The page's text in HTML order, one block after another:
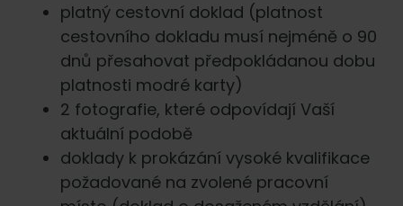
platný cestovní doklad (platnost
cestovního dokladu musí nejméně o 90
dnů přesahovat předpokládanou dobu
platnosti modré karty)
2 fotografie, které odpovídají Vaší
aktuální podobě
doklady k prokázání vysoké kvalifikace
požadované na zvolené pracovní